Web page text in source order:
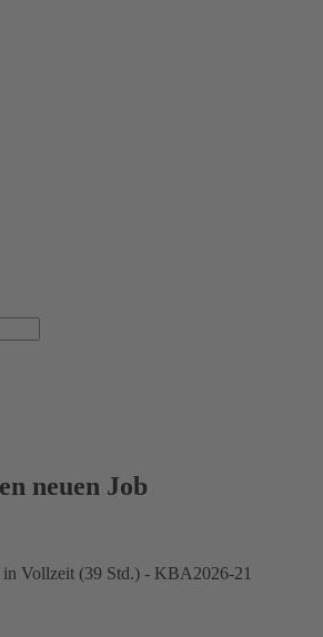
neuen Job
Vollzeit (39 Std.) - KBA2026-21